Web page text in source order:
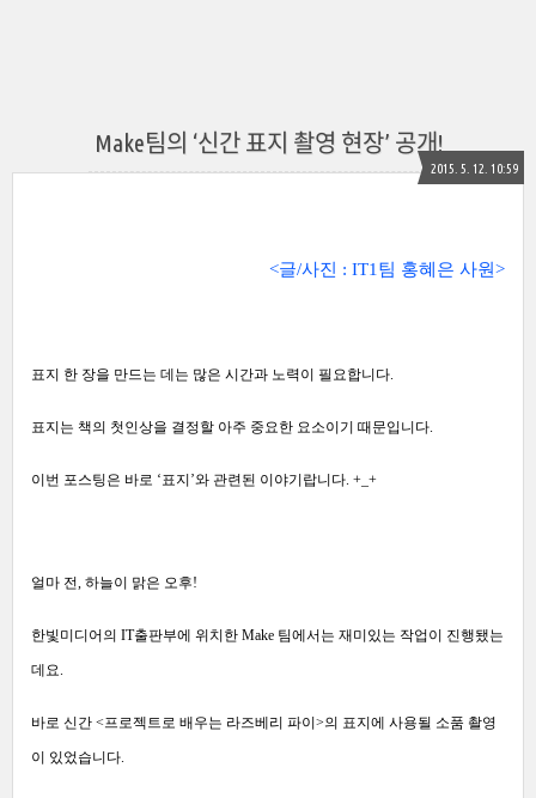
Make팀의 ‘신간 표지 촬영 현장’ 공개!
2015. 5. 12. 10:59
<글/사진 : IT1팀 홍혜은 사원>
표지 한 장을 만드는 데는 많은 시간과 노력이 필요합니다.
표지는 책의 첫인상을 결정할 아주 중요한 요소이기 때문입니다.
이번 포스팅은 바로 ‘표지’와 관련된 이야기랍니다. +_+
얼마 전, 하늘이 맑은 오후!
한빛미디어의 IT출판부에 위치한 Make 팀에서는 재미있는 작업이 진행됐는
데요.
바로 신간 <프로젝트로 배우는 라즈베리 파이>의 표지에 사용될 소품 촬영
이 있었습니다.